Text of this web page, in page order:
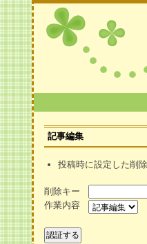
記事編集
投稿時に設定した削
削除キー
作業内容